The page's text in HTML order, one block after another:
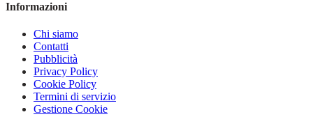
Informazioni
Chi siamo
Contatti
Pubblicità
Privacy Policy
Cookie Policy
Termini di servizio
Gestione Cookie